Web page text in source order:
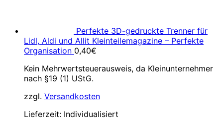
Perfekte 3D-gedruckte Trenner für
Lidl, Aldi und Allit Kleinteilemagazine – Perfekte
Organisation 0,40€
Kein Mehrwertsteuerausweis, da Kleinunternehmer
nach §19 (1) UStG.
zzgl. Versandkosten
Lieferzeit: Individualisiert